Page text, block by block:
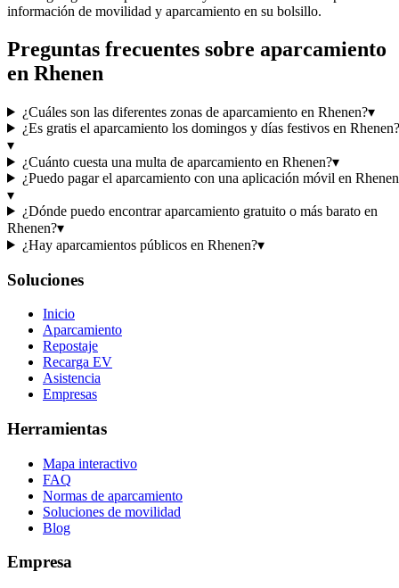
información de movilidad y aparcamiento en su bolsillo.
Preguntas frecuentes sobre aparcamiento
en Rhenen
¿Cuáles son las diferentes zonas de aparcamiento en Rhenen?▾
¿Es gratis el aparcamiento los domingos y días festivos en Rhenen?
▾
¿Cuánto cuesta una multa de aparcamiento en Rhenen?▾
¿Puedo pagar el aparcamiento con una aplicación móvil en
▾
¿Dónde puedo encontrar aparcamiento gratuito o más barato en
Rhenen?▾
¿Hay aparcamientos públicos en Rhenen?▾
Soluciones
Inicio
Aparcamiento
Repostaje
Recarga EV
Asistencia
Empresas
Herramientas
Mapa interactivo
FAQ
Normas de aparcamiento
Soluciones de movilidad
Blog
Empresa